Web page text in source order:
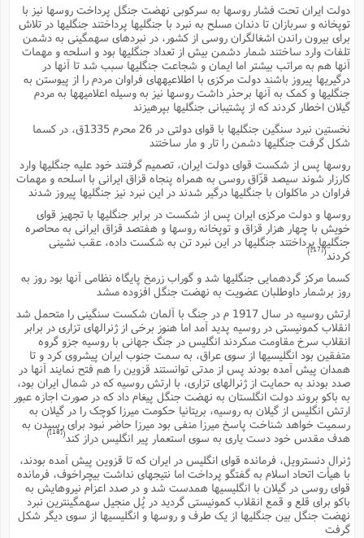
دولت ایران تحت فشار روسها به سرکوبى نهضت جنگل پرداخت روسها نیز با
توپخانه و سربازان تا دندان مسلح به نبرد با جنگلیها پرداختند جنگلیها در تلاش
براى بیرون راندن اشغالگران روسى از کشور، در نبردهاى سهمگینى به دشمن
تلفات وارد ساختند شمار دشمن بیش از تعداد جنگلیها بود و اسلحه و مهمات
آنها هم به مراتب بیشتر اما ایمان و شجاعت جنگلیها سبب شد تا آنها در
درگیریها پیروز باشند دولت مرکزى با اطلاعیههاى فراوان مردم را از پیوستن به
جنگلیها و کمک به آنها برحذر داشت روسها نیز به وسیله اعلامیهها به مردم
گیلان اخطار کردند که از پشتیبانى جنگلیها بپرهیزند
نخستین نبرد سنگین جنگلیها با قواى دولتى در 26 محرم 1335ق، در کسما
شکل گرفت جنگلیها دشمن را تار و مار ساختند
روسها پس از شکست قواى دولت ایران، تصمیم گرفتند خود علیه جنگلیها وارد
کارزار شوند سیصد قزّاق روسى به همراه پنجاه قزاق ایرانى با اسلحه و مهمات
فراوان در ماکلوان با جنگلیها درگیر شدند در این نبرد نیز جنگلیها پیروز شدند
روسها و دولت مرکزى ایران پس از شکست در برابر جنگلیها با تجهیز قواى
خویش با چهار هزار قزاق و توپخانه روسها و هفتصد قزاق ایرانى به محاصره
جنگلیها پرداختند جنگلیها در این نبرد تن به شکست داده، عقب نشینى
کردند(
[17]
)
کسما مرکز گردهمایى جنگلیها شد و گوراب زرمخ پایگاه نظامى آنها بود روز به
روز برشمار داوطلبان عضویت به نهضت جنگل افزوده مىشد
ارتش روسیه در سال 1917 م در جنگ با آلمان شکست سنگینى را متحمل شد
انقلاب کمونیستى در روسیه پدید آمد اما هنوز برخى از ژنرالهاى تزارى در برابر
انقلاب سرخ مقاومت مىکردند انگلیس در جنگ جهانى با روسیه جزو گروه
متفقین بود انگلیسیها از سوى عراق، به سمت جنوب ایران پیشروى کرد و تا
همدان پیش آمده بودند پس از مدتى توانستند قزوین را هم فتح نمایند آنها در
صدد بودند به حمایت از ژنرالهاى تزارى، با ارتش روسیه که در شمال ایران بود،
به باکو بروند دولت انگلستان به نهضت جنگل پیغام داد که در صورت اجازه عبور
ارتش انگلیس از گیلان به روسیه، بریتانیا حکومت میرزا کوچک را در گیلان به
رسمیت خواهد شناخت پاسخ میرزا منفى بود میرزا حاضر نبود براى رسیدن به
هدف مقدس خود دست یارى به سوى استعمار پیر انگلیس دراز کند(
[18]
)
ژنرال دنسترویل، فرمانده قواى انگلیس در ایران که تا قزوین پیش آمده بودند،
با هیأت اتحاد اسلام به گفتگو پرداخت اما نتیجهاى نداشت بیچراخوف، فرمانده
قواى روسى در گیلان با انگلیسیها همدست شد و در صدد اعزام نیروهایش به
باکو براى قلع و قمع انقلاب کمونیستى گردید در پُل منجیل سهمگینترین نبرد
نهضت جنگل بین جنگلیها از یک طرف و روسها و انگلیسیها از سوى دیگر شکل
گرفت